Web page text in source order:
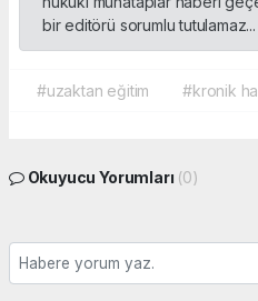
bir editörü sorumlu tutulamaz...
#uzaktan eğitim #kronik
Okuyucu Yorumları (0)